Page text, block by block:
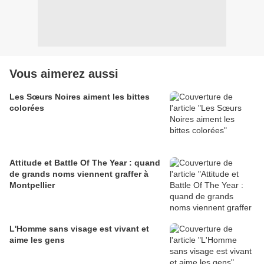
Vous aimerez aussi
Les Sœurs Noires aiment les bittes
colorées
Attitude et Battle Of The Year : quand
de grands noms viennent graffer à
Montpellier
L'Homme sans visage est vivant et
aime les gens